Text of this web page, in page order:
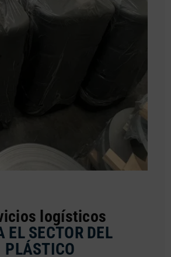
logísticos
EL SECTOR DEL
PLÁSTICO